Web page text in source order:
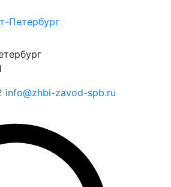
Петербург
info@zhbi-zavod-spb.ru